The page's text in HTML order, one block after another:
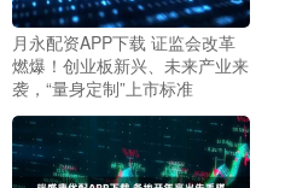
月永配资APP下载 证监会改革
燃爆！创业板新兴、未来产业来
袭，“量身定制”上市标准